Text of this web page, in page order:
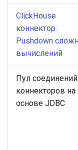
ClickHouse
коннектор:
Pushdown
вычислений
Пул
коннекторов на
основе JDBC